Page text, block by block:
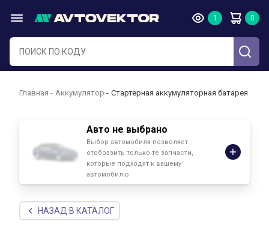
Главная Аккумулятор Стартерная аккумуляторная батарея 0 092
Авто не выбрано
Выбор автомобиля позволяет
отобразить только те запчасти,
которые подходят к вашему
автомобилю
НАЗАД В КАТАЛОГ